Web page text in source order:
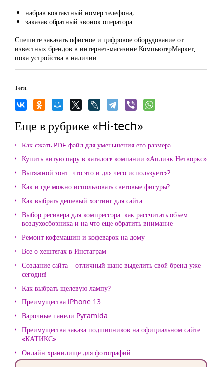
набрав контактный номер телефона;
заказав обратный звонок оператора.
Спешите заказать офисное и цифровое оборудование от
известных брендов в интернет-магазине КомпьютерМаркет,
пока устройства в наличии.
Теги:
Еще в рубрике «Hi-tech»
Как сжать PDF-файл для уменьшения его размера
Купить витую пару в каталоге компании «Аплинк Нетворкс»
Вытяжной зонт: что это и для чего используется?
Как и где можно использовать световые фигуры?
Как выбрать дешевый хостинг для сайта
Выбор ресивера для компрессора: как рассчитать объем
воздухосборника и на что еще обратить внимание
Ремонт кофемашин и кофеварок на дому
Все о хештегах в Инстаграм
Создание сайта – отличный шанс выделить свой бренд уже
сегодня!
Как выбрать щелевую лампу?
Преимущества iPhone 13
Варочные панели Pyramida
Преимущества заказа подшипников на официальном сайте
«КАТИКС»
Онлайн хранилище для фотографий